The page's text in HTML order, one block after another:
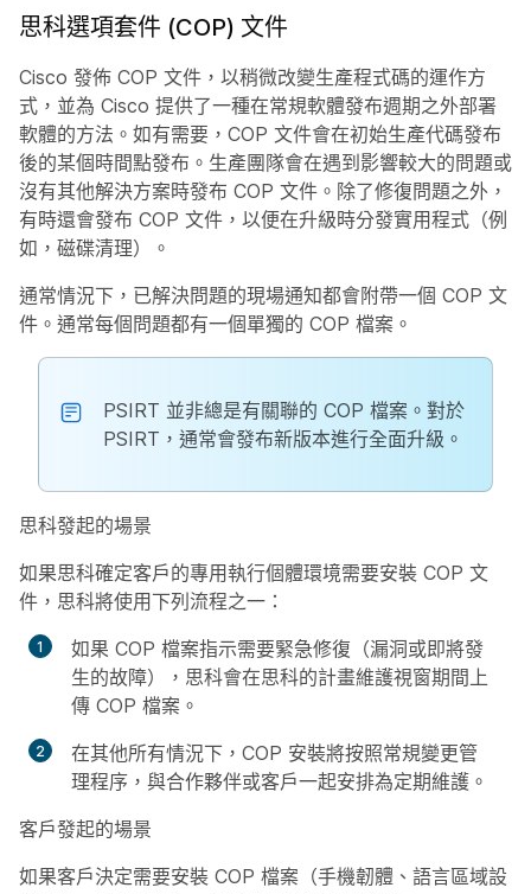
思科選項套件 (COP) 文件
Cisco 發佈 COP 文件，以稍微改變生產程式碼的運作方
式，並為 Cisco 提供了一種在常規軟體發布週期之外部署
軟體的方法。如有需要，COP 文件會在初始生產代碼發布
後的某個時間點發布。生產團隊會在遇到影響較大的問題或
沒有其他解決方案時發布 COP 文件。除了修復問題之外，
有時還會發布 COP 文件，以便在升級時分發實用程式（例
如，磁碟清理）。
通常情況下，已解決問題的現場通知都會附帶一個 COP 文
件。通常每個問題都有一個單獨的 COP 檔案。
PSIRT 並非總是有關聯的 COP 檔案。對於
PSIRT，通常會發布新版本進行全面升級。
思科發起的場景
如果思科確定客戶的專用執行個體環境需要安裝 COP 文
件，思科將使用下列流程之一：
如果 COP 檔案指示需要緊急修復（漏洞或即將發
生的故障），思科會在思科的計畫維護視窗期間上
傳 COP 檔案。
在其他所有情況下，COP 安裝將按照常規變更管
理程序，與合作夥伴或客戶一起安排為定期維護。
客戶發起的場景
如果客戶決定需要安裝 COP 檔案（手機韌體、語言區域設